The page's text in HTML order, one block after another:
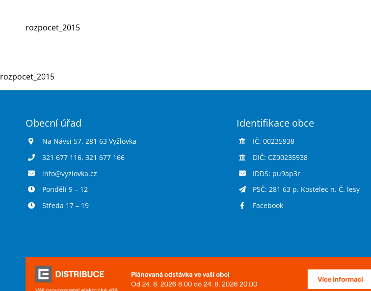
rozpocet_2015
rozpocet_2015
Obecní úřad
Na Návsi 57, 281 63 Vyžlovka
321 677 116, 321 677 166
info@vyzlovka.cz
Pondělí 9 – 12
Středa 17 – 19
Identifikace obce
IČ: 00235938
DIČ: CZ00235938
IDDS: pu9ap3r
PSČ: 281 63 p. Kostelec n. Č. lesy
Facebook